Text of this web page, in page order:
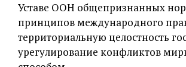
Уставе ООН общепризнанных
принципов международного
территориальную целостность
урегулирование конфликтов